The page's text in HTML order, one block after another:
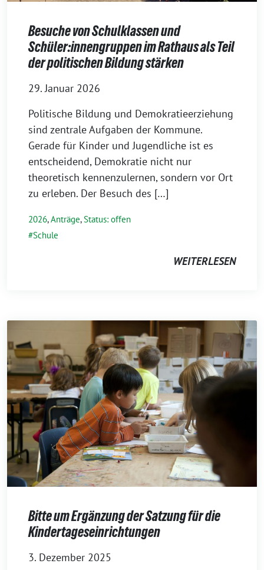
Besuche von Schulklassen und
Schüler:innengruppen im Rathaus als Teil
der politischen Bildung stärken
29. Januar 2026
Politische Bildung und Demokratieerziehung
sind zentrale Aufgaben der Kommune.
Gerade für Kinder und Jugendliche ist es
entscheidend, Demokratie nicht nur
theoretisch kennenzulernen, sondern vor Ort
zu erleben. Der Besuch des […]
2026,Anträge,Status: offen
Schule
WEITERLESEN
Bitte um Ergänzung der Satzung für die
Kindertageseinrichtungen
3. Dezember 2025